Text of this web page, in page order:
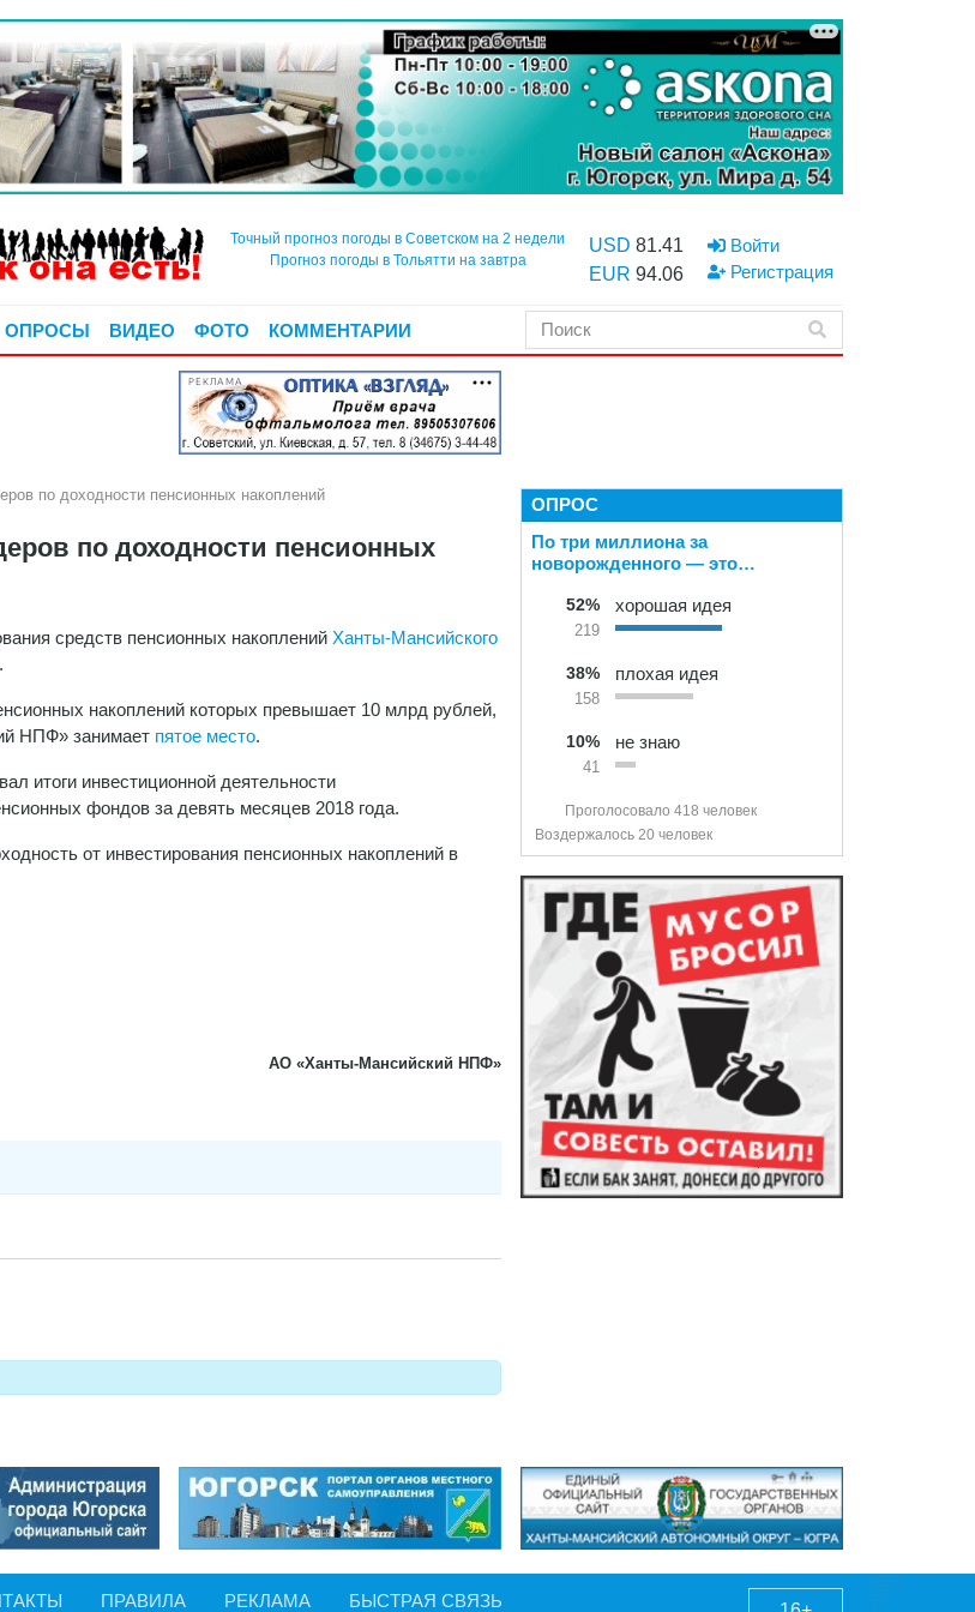
Точный прогноз погоды в Советском на 2 недели
Прогноз погоды в Тольятти на завтра
USD 81.41
EUR 94.06
Войти
Регистрация
ОПРОСЫ ВИДЕО ФОТО КОММЕНТАРИИ
РЕКЛАМА
по доходности пенсионных накоплений
по доходности пенсионных
средств пенсионных накоплений Ханты-Мансийского
накоплений которых превышает 10 млрд рублей,
НПФ» занимает пятое место.
итоги инвестиционной деятельности
фондов за девять месяцев 2018 года.
от инвестирования пенсионных накоплений в
АО «Ханты-Мансийский НПФ»
ОПРОС
По три миллиона за
новорожденного — это…
52%
219
хорошая идея
38%
158
плохая идея
10%
41
не знаю
Проголосовало 418 человек
Воздержалось 20 человек
ПРАВИЛА РЕКЛАМА БЫСТРАЯ СВЯЗЬ